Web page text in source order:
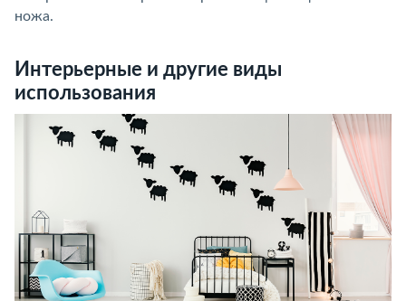
ножа.
Интерьерные и другие виды
использования